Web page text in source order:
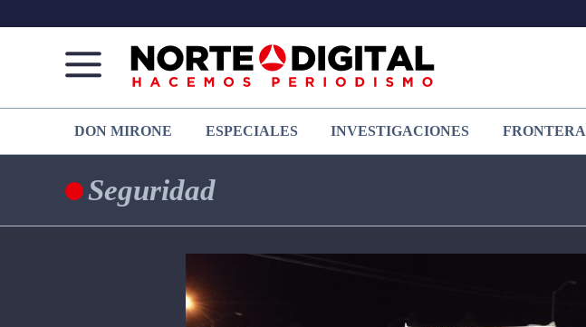
de
Ciudad
Juárez
que
noticias,
hacemos periodismo
DON MIRONE ESPECIALES INVESTIGACIONES FRONTERA
Seguridad